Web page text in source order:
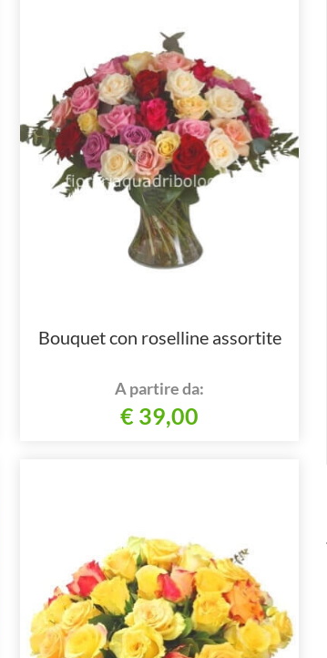
Bouquet con roselline assortite
A partire da:
€ 39,00